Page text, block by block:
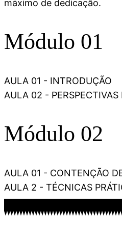
máximo de dedicação.
Módulo 01
AULA 01 - INTRODUÇÃO
AULA 02 - PERSPECTIVAS
Módulo 02
AULA 01 - CONTENÇÃO
AULA 2 - TÉCNICAS